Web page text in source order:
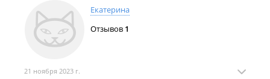
подписали договор, который тут же
зарегистрировали и положили наличку от
покупателя в ячейку. Все процедуры заняли не
более получаса. А 1 апреля сделку уже
гос.услуги. Сегодня в течени 15 минут забрали
Екатерина
Отзывов 1
21 ноября 2023 г.